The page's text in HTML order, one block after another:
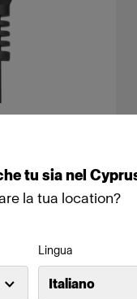
tu sianel
la tua location?
Lingua
Italiano